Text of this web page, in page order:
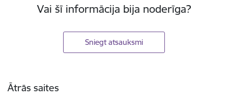
Vai šī informācija bija noderīga?
Sniegt atsauksmi
Ātrās saites